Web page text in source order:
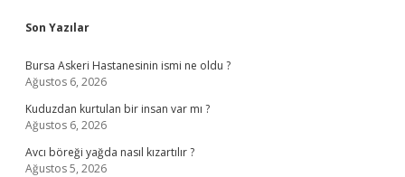
Sidebar
Son Yazılar
Bursa Askeri Hastanesinin ismi ne oldu ?
Ağustos 6, 2026
Kuduzdan kurtulan bir insan var mı ?
Ağustos 6, 2026
Avcı böreği yağda nasıl kızartılır ?
Ağustos 5, 2026